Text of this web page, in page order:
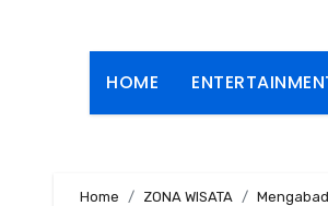
HOME
Home ZONA WISATA